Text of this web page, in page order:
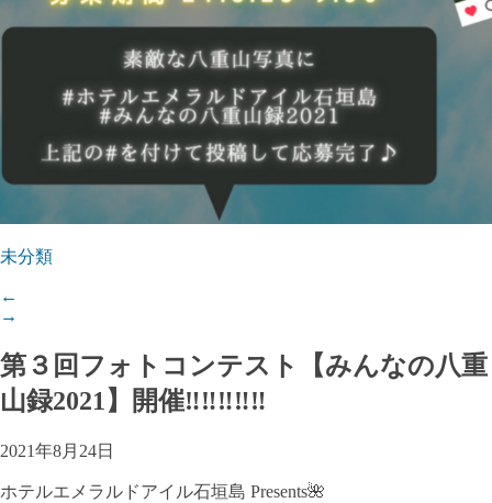
未分類
←
→
第３回フォトコンテスト【みんなの八重
山録2021】開催‼‼‼‼‼
2021年8月24日
ホテルエメラルドアイル石垣島 Presents🌺